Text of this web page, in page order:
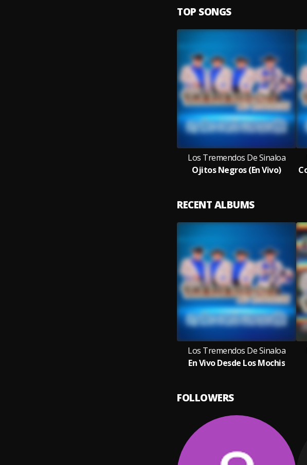
TOP SONGS
Los Tremendos De Sinaloa
Ojitos Negros (En Vivo)
RECENT ALBUMS
Los Tremendos De Sinaloa
En Vivo Desde Los Mochis
FOLLOWERS